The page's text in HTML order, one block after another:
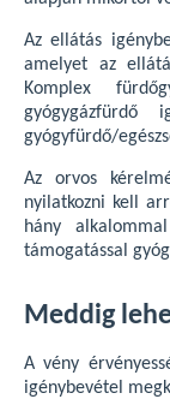
Az ellátás
amelyet az
Komplex
gyógygázfürdő
gyógyfürdő/
Az orvos
nyilatkozni kell
hány
támogatással
Meddig
A vény
igénybevétel